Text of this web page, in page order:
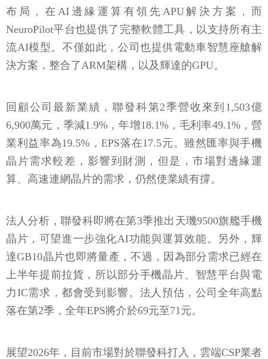
布局，在AI邊緣運算有領先APU解決方案，而
NeuroPilot平台也提供了完整軟體工具，以支持所有主
流AI模型。不僅如此，公司也提供電動車智慧座艙解
決方案，整合了ARM架構，以及輝達的GPU。
回顧公司最新業績，聯發科第2季營收來到1,503億
6,900萬元，季減1.9%，年增18.1%，毛利率49.1%，營
業利益率為19.5%，EPS落在17.5元。雖然匯率與手機
晶片需求較差，影響到財測，但是，市場對邊緣運
算、高速連網晶片的需求，仍然使業績有撐。
法人分析，聯發科即將在第3季推出天璣9500旗艦手機
晶片，可望進一步強化AI功能與運算效能。另外，輝
達GB10晶片也即將量產，不過，因為部分需求已經在
上半年提前拉貨，所以部分手機晶片、智慧平台與電
力IC需求，都會受到影響。法人預估，公司全年高點
落在第2季，全年EPS將介於69元至71元。
展望2026年，目前市場對於聯發科打入，雲端CSP業者